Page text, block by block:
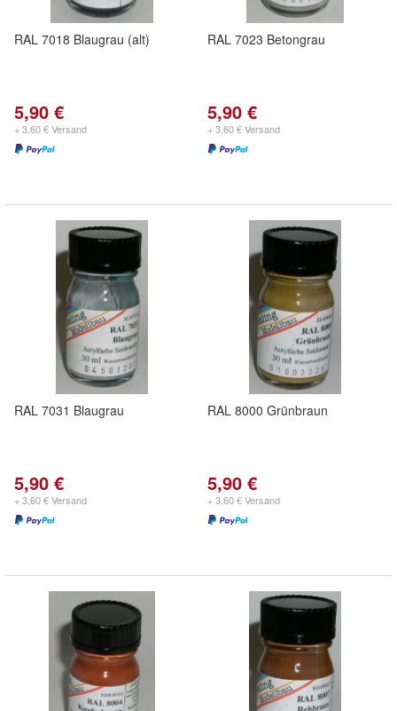
RAL 7018 Blaugrau (alt)
5,90 €
+ 3,60 € Versand
RAL 7023 Betongrau
5,90 €
+ 3,60 € Versand
RAL 7031 Blaugrau
5,90 €
+ 3,60 € Versand
RAL 8000 Grünbraun
5,90 €
+ 3,60 € Versand